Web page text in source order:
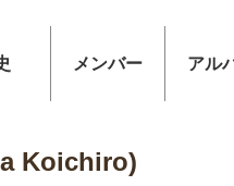
メンバー アル
Koichiro)